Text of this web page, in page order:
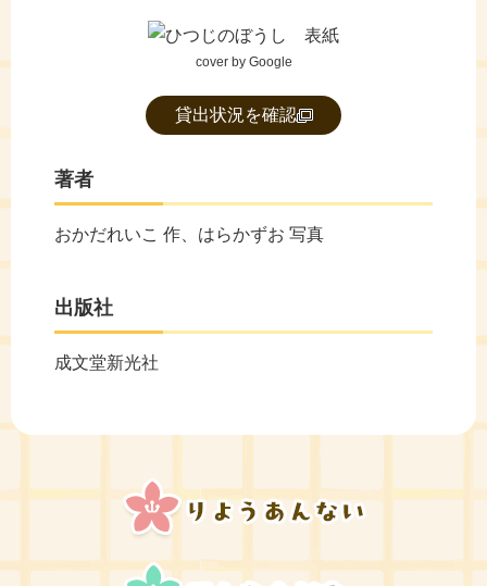
cover by Google
貸出状況を確認
著者
おかだれいこ 作、はらかずお 写真
出版社
成文堂新光社